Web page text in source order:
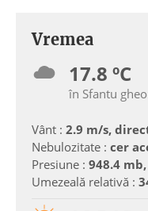
Vremea
17.8 ºC
în Sfantu
Vânt : 2.9 m/s,
Nebulozitate : cer
Presiune : 948.4
Umezeală relativă :